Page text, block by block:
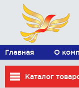
Главная О
Каталог